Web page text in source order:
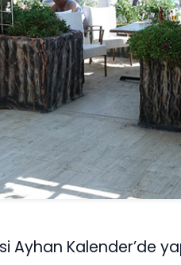
Ayhan Kalender’de